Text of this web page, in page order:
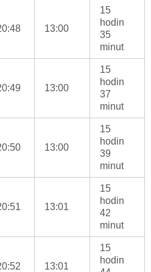
13:00
15
hodin
35
minut
13:00
15
hodin
37
minut
13:00
15
hodin
39
minut
13:01
15
hodin
42
minut
13:01
15
hodin